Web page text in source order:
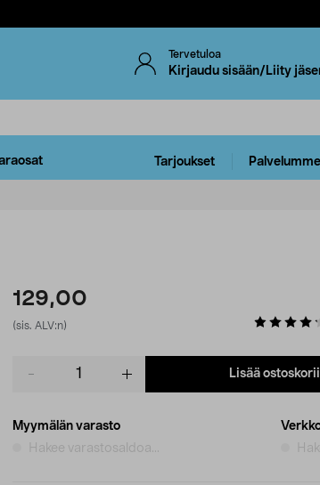
Tervetuloa
Kirjaudu sisään/Liity
Tarjoukset Palvelumme
129,00
(sis. ALV:n)
Lisää
Myymälän varasto
Hakee varastosaldoa...